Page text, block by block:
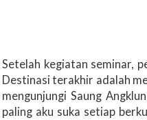
Setelah kegiatan seminar,
Destinasi terakhir adalah
mengunjungi Saung
paling aku suka setiap